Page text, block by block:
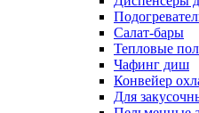
Салат-бары
Тепловые
Чафинг диш
Конвейер
Для